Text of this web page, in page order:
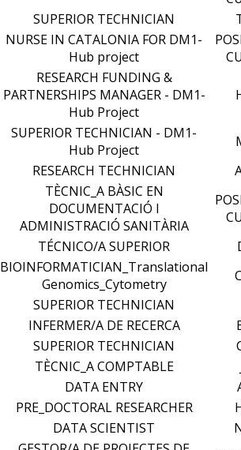
SUPERIOR TECHNICIAN
NURSE IN CATALONIA FOR DM1-
Hub project
RESEARCH FUNDING &
PARTNERSHIPS MANAGER - DM1-
Hub Project
SUPERIOR TECHNICIAN - DM1-
Hub Project
RESEARCH TECHNICIAN
TÈCNIC_A BÀSIC EN
DOCUMENTACIÓ I
ADMINISTRACIÓ SANITÀRIA
TÉCNICO/A SUPERIOR
BIOINFORMATICIAN_Translational
Genomics_Cytometry
SUPERIOR TECHNICIAN
INFERMER/A DE RECERCA
SUPERIOR TECHNICIAN
TÈCNIC_A COMPTABLE
DATA ENTRY
PRE_DOCTORAL RESEARCHER
DATA SCIENTIST